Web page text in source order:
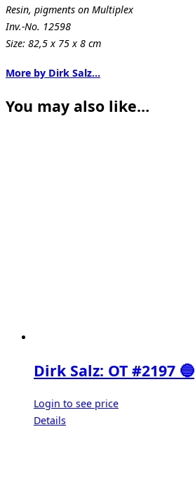
Resin, pigments on Multiplex
Inv.-No. 12598
Size: 82,5 x 75 x 8 cm
More by Dirk Salz…
You may also like…
Dirk Salz: OT #2197 🔵
Login to see price
Details